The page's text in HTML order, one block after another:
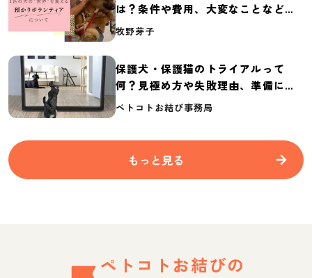
は？条件や費用、大変なことなど紹
介
牧野芽子
保護犬・保護猫のトライアルって
何？見極め方や失敗理由、準備に必
要なものを紹介
ペトコトお結び事務局
もっと見る
ペトコトお結びの